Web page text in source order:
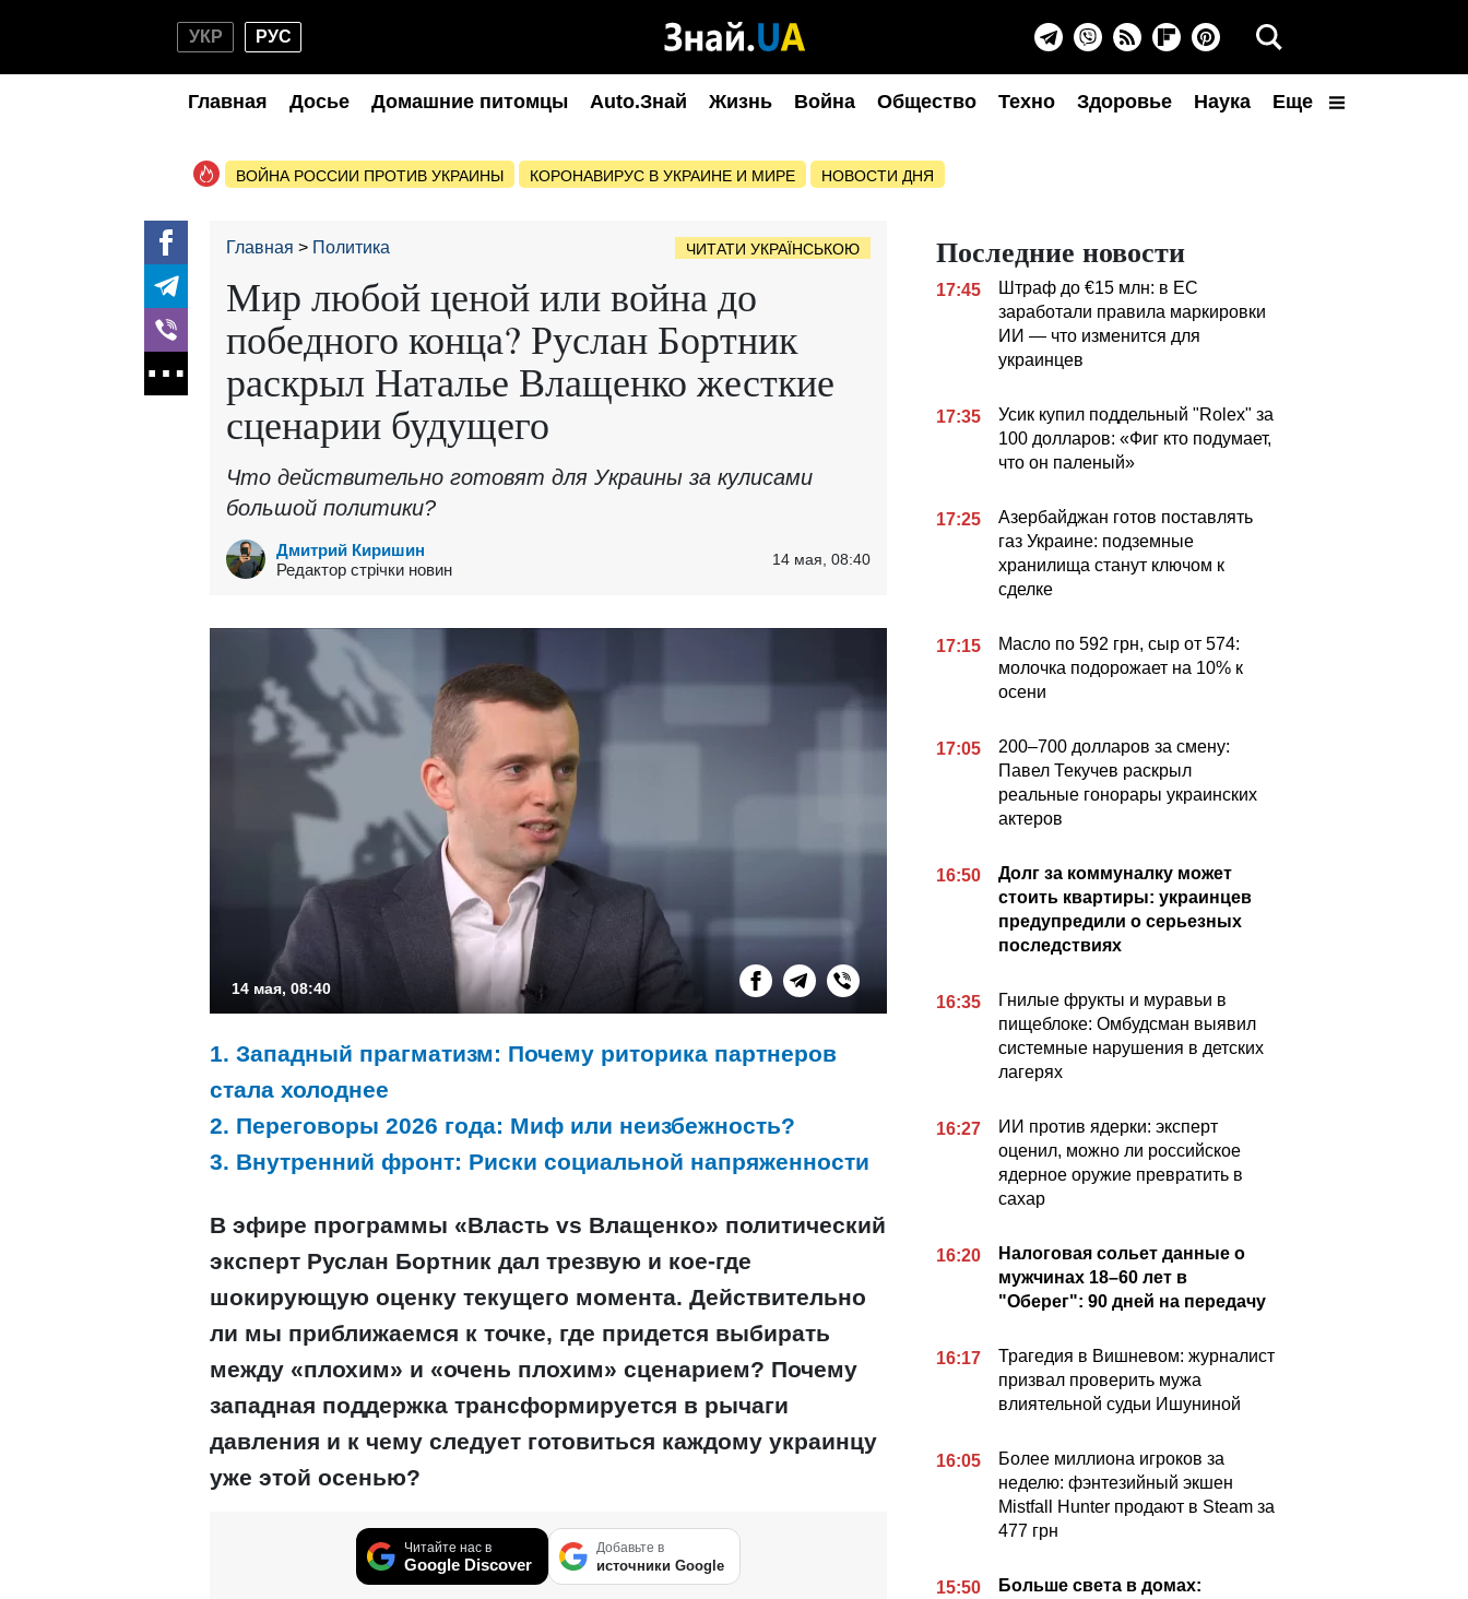
УКР РУС
Главная Досье Домашние питомцы Auto.Знай Жизнь Война Общество Техно Здоровье Наука Еще
ВОЙНА РОССИИ ПРОТИВ УКРАИНЫ КОРОНАВИРУС В УКРАИНЕ И МИРЕ НОВОСТИ ДНЯ
Главная Политика ЧИТАТИ УКРАЇНСЬКОЮ
Мир любой ценой или война до
победного конца? Руслан Бортник
раскрыл Наталье Влащенко жесткие
сценарии будущего
Что действительно готовят для Украины за кулисами
большой политики?
Дмитрий Киришин
Редактор стрічки новин
14 мая, 08:40
14 мая, 08:40
1. Западный прагматизм: Почему риторика партнеров
стала холоднее
2. Переговоры 2026 года: Миф или неизбежность?
3. Внутренний фронт: Риски социальной напряженности
В эфире программы «Власть vs Влащенко» политический
эксперт Руслан Бортник дал трезвую и кое-где
шокирующую оценку текущего момента. Действительно
ли мы приближаемся к точке, где придется выбирать
между «плохим» и «очень плохим» сценарием? Почему
западная поддержка трансформируется в рычаги
давления и к чему следует готовиться каждому украинцу
уже этой осенью?
Читайте нас в
Google Discover
Добавьте в
источники Google
Последние новости
17:45
Штраф до €15 млн: в ЕС
заработали правила маркировки
ИИ — что изменится для
украинцев
17:35
Усик купил поддельный "Rolex" за
100 долларов: «Фиг кто подумает,
что он паленый»
17:25
Азербайджан готов поставлять
газ Украине: подземные
хранилища станут ключом к
сделке
17:15
Масло по 592 грн, сыр от 574:
молочка подорожает на 10% к
осени
17:05
200–700 долларов за смену:
Павел Текучев раскрыл
реальные гонорары украинских
актеров
16:50
Долг за коммуналку может
стоить квартиры: украинцев
предупредили о серьезных
последствиях
16:35
Гнилые фрукты и муравьи в
пищеблоке: Омбудсман выявил
системные нарушения в детских
лагерях
16:27
ИИ против ядерки: эксперт
оценил, можно ли российское
ядерное оружие превратить в
сахар
16:20
Налоговая сольет данные о
мужчинах 18–60 лет в
"Оберег": 90 дней на передачу
16:17
Трагедия в Вишневом: журналист
призвал проверить мужа
влиятельной судьи Ишуниной
16:05
Более миллиона игроков за
неделю: фэнтезийный экшен
Mistfall Hunter продают в Steam за
477 грн
15:50
Больше света в домах: